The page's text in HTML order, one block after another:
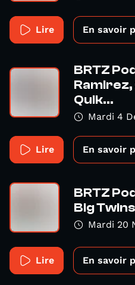
Lire En savoir
BRTZ
Ramirez,
Quik...
Mardi 4
Lire En savoir
BRTZ
Big
Mardi 20
Lire En savoir